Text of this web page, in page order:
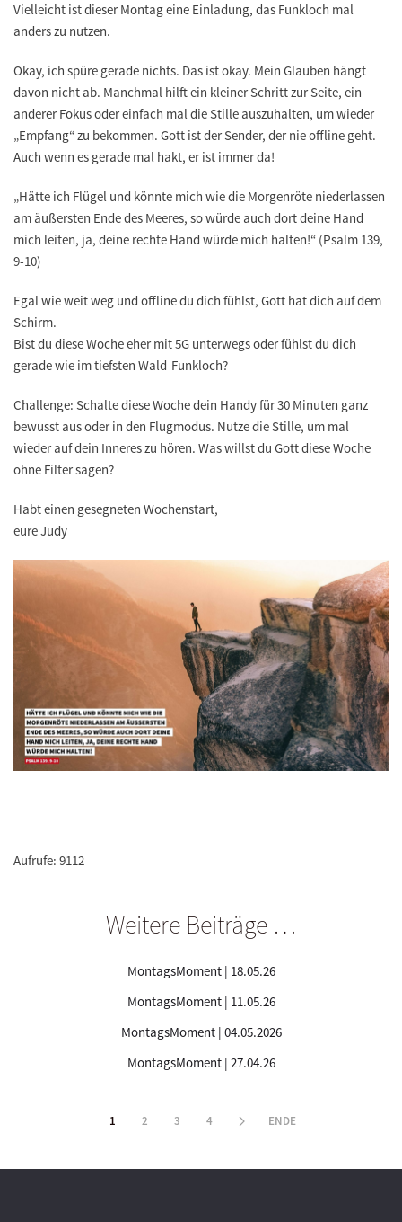
Vielleicht ist dieser Montag eine Einladung, das Funkloch mal
anders zu nutzen.
Okay, ich spüre gerade nichts. Das ist okay. Mein Glauben hängt
davon nicht ab. Manchmal hilft ein kleiner Schritt zur Seite, ein
anderer Fokus oder einfach mal die Stille auszuhalten, um wieder
„Empfang“ zu bekommen. Gott ist der Sender, der nie offline geht.
Auch wenn es gerade mal hakt, er ist immer da!
„Hätte ich Flügel und könnte mich wie die Morgenröte niederlassen
am äußersten Ende des Meeres, so würde auch dort deine Hand
mich leiten, ja, deine rechte Hand würde mich halten!“ (Psalm 139,
9-10)
Egal wie weit weg und offline du dich fühlst, Gott hat dich auf dem
Schirm.
Bist du diese Woche eher mit 5G unterwegs oder fühlst du dich
gerade wie im tiefsten Wald-Funkloch?
Challenge: Schalte diese Woche dein Handy für 30 Minuten ganz
bewusst aus oder in den Flugmodus. Nutze die Stille, um mal
wieder auf dein Inneres zu hören. Was willst du Gott diese Woche
ohne Filter sagen?
Habt einen gesegneten Wochenstart,
eure Judy
Aufrufe: 9112
Weitere Beiträge …
MontagsMoment | 18.05.26
MontagsMoment | 11.05.26
MontagsMoment | 04.05.2026
MontagsMoment | 27.04.26
1 2 3 4 ENDE